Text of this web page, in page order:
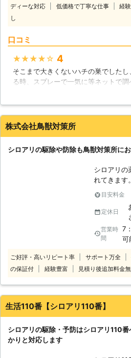
ルディング
虫駆除、シ
合わせをお
気は要注意
は木材で
をしないと
注意をして
【積極的に
アリ駆除に
おります
ズホールデ
おまかせ
アリの被害
きます。
っても、例
の駆除も行
ディーな対応
低価格で丁寧な仕事 経
し
口コミ
★★★★★ 4
そこまで大きくないハチの巣でした
る時、スプレーで一気に等ネットで
退しようとしておりました。結果失
だきました。最初から頼めば良かった
ば、お願いします。
東京都 渋谷区 2016年11月30日
株式会社鳥獣対策所
シロアリの駆除や防除も鳥獣対策所に
シロアリの
れてきます
いとか、
な建物がダ
をすることが大
がダメー
造が弱くな
価値も下がります。
の処理を実
目安料金
定休日
営業時
間
7
可
ご好評・高いリピート率 サポート万全
の保証付
経験豊富 見積り後追加料金
生活110番【シロアリ110番】
シロアリの駆除・予防はシロアリ110
かりと対応します